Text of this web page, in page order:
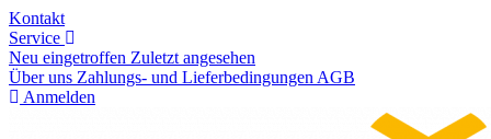
Kontakt
Service
Neu eingetroffen Zuletzt angesehen
Über uns Zahlungs- und Lieferbedingungen AGB
Anmelden